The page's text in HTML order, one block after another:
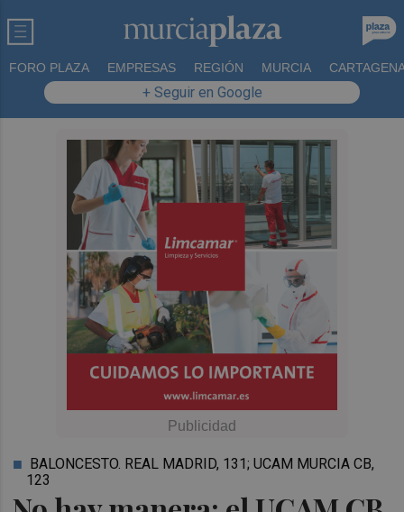
FORO PLAZA EMPRESAS REGIÓN MURCIA
+ Seguir en Google
BALONCESTO. REAL MADRID, 131; UCAM MURCIA CB,
123